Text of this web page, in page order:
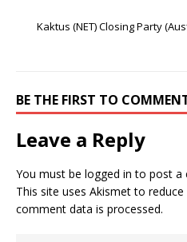
Kaktus (NET) Closing Party
BE THE FIRST TO
Leave a Reply
You must be logged in to post a
This site uses Akismet to reduce
comment data is processed.